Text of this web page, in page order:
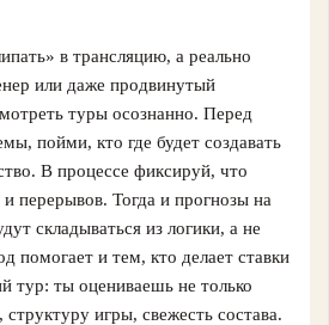
в трансляцию, а реально
или даже продвинутый
туры осознанно. Перед
пойми, кто где будет создавать
В процессе фиксируй, что
перерывов. Тогда и прогнозы на
складываться из логики, а не
помогает и тем, кто делает ставки
тур: ты оцениваешь не только
игры, свежесть состава.